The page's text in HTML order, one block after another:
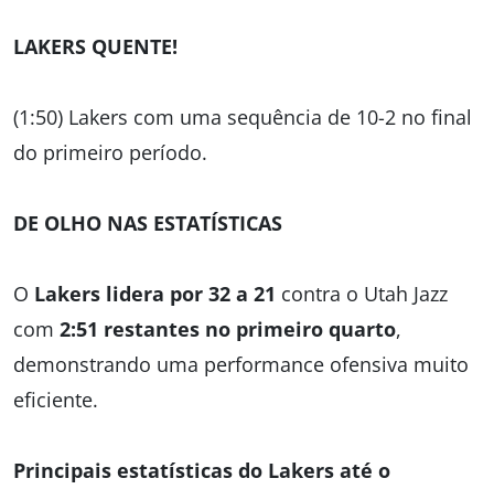
LAKERS QUENTE!
(1:50) Lakers com uma sequência de 10-2 no final
do primeiro período.
DE OLHO NAS ESTATÍSTICAS
O Lakers lidera por 32 a 21 contra o Utah Jazz
com 2:51 restantes no primeiro quarto,
demonstrando uma performance ofensiva muito
eficiente.
Principais estatísticas do Lakers até o